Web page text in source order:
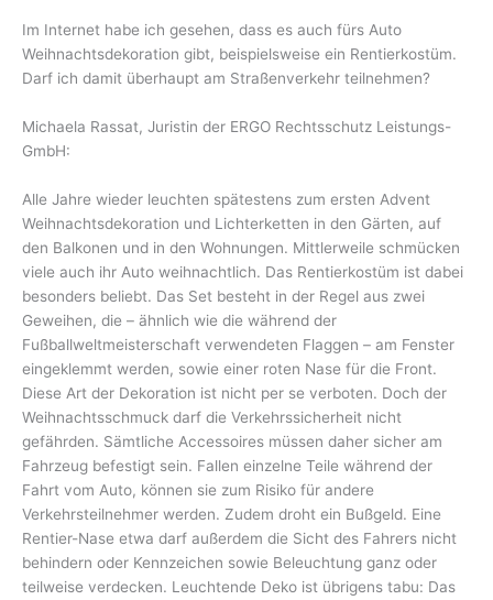
Im Internet habe ich gesehen, dass es auch fürs Auto
Weihnachtsdekoration gibt, beispielsweise ein Rentierkostüm.
Darf ich damit überhaupt am Straßenverkehr teilnehmen?
Michaela Rassat, Juristin der ERGO Rechtsschutz Leistungs-
GmbH:
Alle Jahre wieder leuchten spätestens zum ersten Advent
Weihnachtsdekoration und Lichterketten in den Gärten, auf
den Balkonen und in den Wohnungen. Mittlerweile schmücken
viele auch ihr Auto weihnachtlich. Das Rentierkostüm ist dabei
besonders beliebt. Das Set besteht in der Regel aus zwei
Geweihen, die – ähnlich wie die während der
Fußballweltmeisterschaft verwendeten Flaggen – am Fenster
eingeklemmt werden, sowie einer roten Nase für die Front.
Diese Art der Dekoration ist nicht per se verboten. Doch der
Weihnachtsschmuck darf die Verkehrssicherheit nicht
gefährden. Sämtliche Accessoires müssen daher sicher am
Fahrzeug befestigt sein. Fallen einzelne Teile während der
Fahrt vom Auto, können sie zum Risiko für andere
Verkehrsteilnehmer werden. Zudem droht ein Bußgeld. Eine
Rentier-Nase etwa darf außerdem die Sicht des Fahrers nicht
behindern oder Kennzeichen sowie Beleuchtung ganz oder
teilweise verdecken. Leuchtende Deko ist übrigens tabu: Das